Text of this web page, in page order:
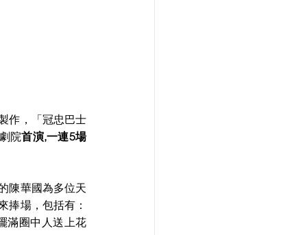
作，「冠忠巴士
院首演,一連5場
陳華國為多位天
捧場，包括有：
滿圈中人送上花